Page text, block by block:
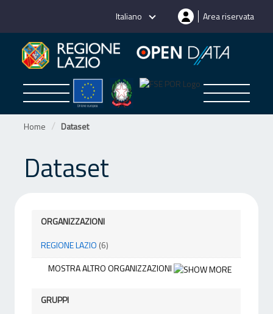
Italiano Area riservata
Home Dataset
Dataset
ORGANIZZAZIONI
REGIONE LAZIO (6)
MOSTRA ALTRO ORGANIZZAZIONI
GRUPPI